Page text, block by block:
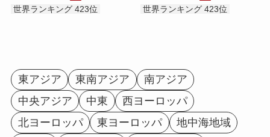
世界ランキング 423位
世界ランキング 423位
東アジア 東南アジア
南アジア
中央アジア
中東
西ヨーロッパ
北ヨーロッパ
東ヨーロッパ
地中海地域